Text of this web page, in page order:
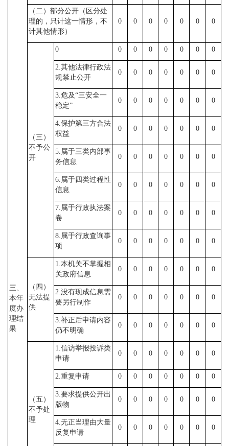
三、
本年
度办
理结
果
（二）部分公开（区分处
理的，只计这一情形，不
计其他情形）
0 0 0 0 0 0 0
（三）
不予公
开
0 0 0 0 0 0 0 0
2.其他法律行政法
规禁止公开
0 0 0 0 0 0 0
3.危及“三安全一
稳定”
0 0 0 0 0 0 0
4.保护第三方合法
权益
0 0 0 0 0 0 0
5.属于三类内部事
务信息
0 0 0 0 0 0 0
6.属于四类过程性
信息
0 0 0 0 0 0 0
7.属于行政执法案
卷
0 0 0 0 0 0 0
8.属于行政查询事
项
0 0 0 0 0 0 0
（四）
无法提
供
1.本机关不掌握相
关政府信息
0 0 0 0 0 0 0
2.没有现成信息需
要另行制作
0 0 0 0 0 0 0
3.补正后申请内容
仍不明确
0 0 0 0 0 0 0
（五）
不予处
理
1.信访举报投诉类
申请
0 0 0 0 0 0 0
2.重复申请 0 0 0 0 0 0 0
3.要求提供公开出
版物
0 0 0 0 0 0 0
4.无正当理由大量
反复申请
0 0 0 0 0 0 0